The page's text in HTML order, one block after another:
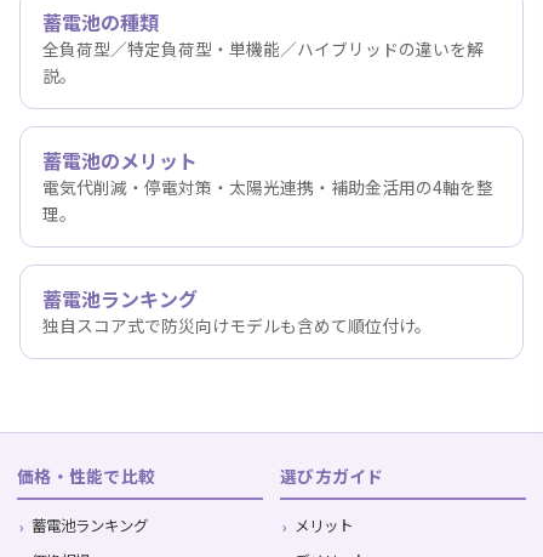
蓄電池の種類
全負荷型／特定負荷型・単機能／ハイブリッドの違いを解
説。
蓄電池のメリット
電気代削減・停電対策・太陽光連携・補助金活用の4軸を整
理。
蓄電池ランキング
独自スコア式で防災向けモデルも含めて順位付け。
価格・性能で比較
蓄電池ランキング
選び方ガイド
メリット